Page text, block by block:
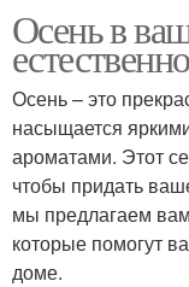
Осень в
Осень – это
насыщается
ароматами. Этот
чтобы придать
мы предлагаем
которые помогут
доме.